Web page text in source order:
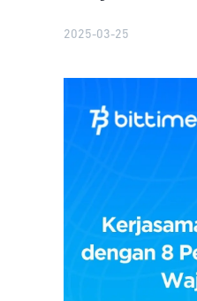
2025-03-25